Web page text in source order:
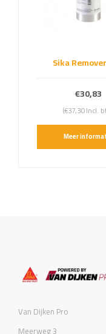
Sika
€30,83
(€37,30 Incl.
Meer
Van Dijken Pro
Meerweg 3